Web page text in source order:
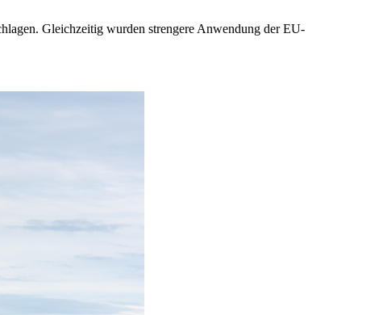
Gleichzeitig wurden strengere Anwendung der EU-